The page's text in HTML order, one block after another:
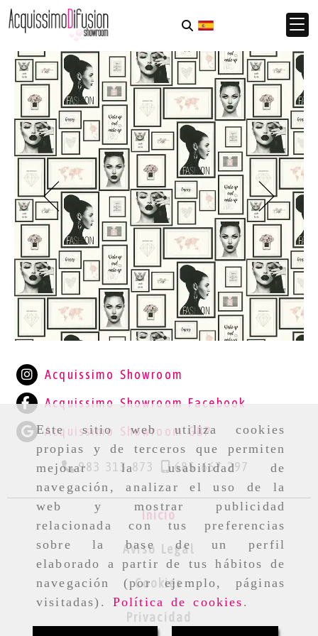
Este sitio web utiliza cookies
propias y de terceros que permiten
mejorar la usabilidad de
navegación, analizar el uso de la
web y mostrar publicidad
relacionada con tus preferencias
sobre la base de un perfil
elaborado a partir de tus hábitos de
navegación (por ejemplo, páginas
visitadas). Política de cookies .
DISTRIBUIDORA DE MARCAS DE
Acquissimo Showroom
Acquissimo Showroom Facebook
Acquissimo Showroom GBP
983 313 873 685 667 297
Inicio
Aviso Legal
Cookies
Privacidad